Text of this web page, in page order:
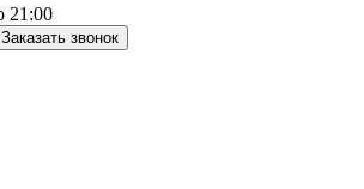
21:00
Заказать звонок